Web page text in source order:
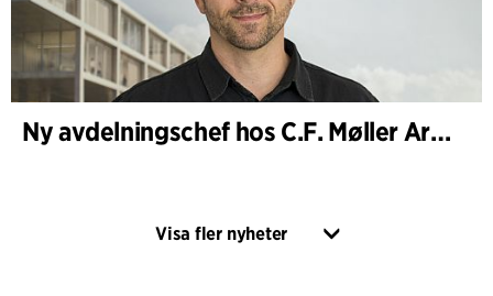
Ny avdelningschef hos C.F. Møller Architects i Köpenhamn
Visa fler nyheter